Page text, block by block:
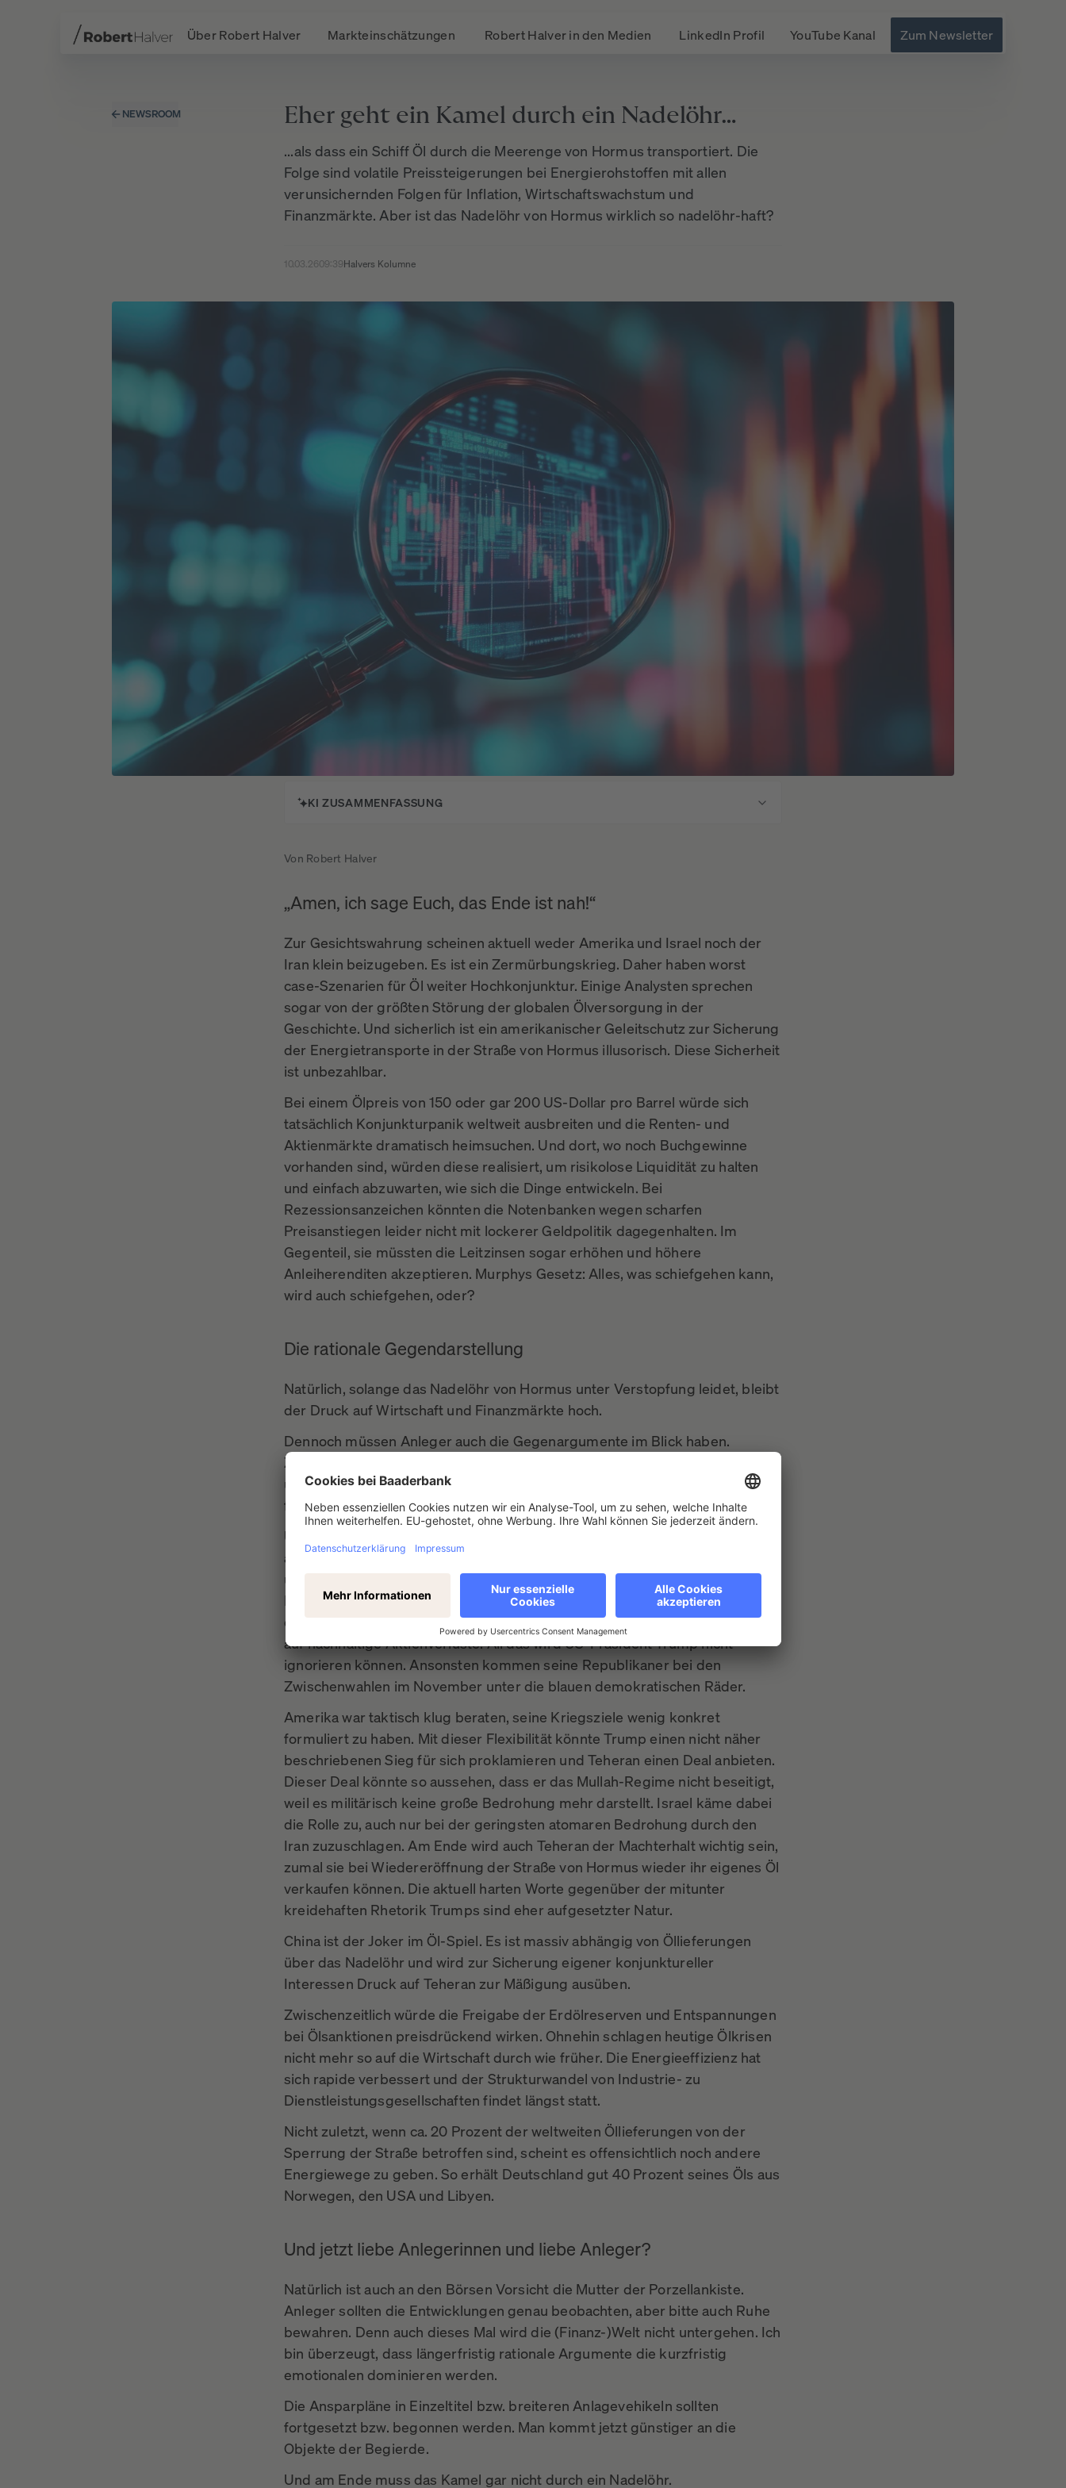
Über Robert Halver Markteinschätzungen Robert Halver in den Medien LinkedIn Profil YouTube Kanal Zum Newsletter
NEWSROOM Eher geht ein Kamel durch ein Nadelöhr…
...als dass ein Schiff Öl durch die Meerenge von Hormus transportiert. Die
Folge sind volatile Preissteigerungen bei Energierohstoffen mit allen
verunsichernden Folgen für Inflation, Wirtschaftswachstum und
Finanzmärkte. Aber ist das Nadelöhr von Hormus wirklich so nadelöhr-haft?
Kurse unter der Lupe
10.03.2609:39Halvers Kolumne
KI ZUSAMMENFASSUNG
Von Robert Halver
„Amen, ich sage Euch, das Ende ist nah!“
Zur Gesichtswahrung scheinen aktuell weder Amerika und Israel noch der
Iran klein beizugeben. Es ist ein Zermürbungskrieg. Daher haben worst
case-Szenarien für Öl weiter Hochkonjunktur. Einige Analysten sprechen
sogar von der größten Störung der globalen Ölversorgung in der
Geschichte. Und sicherlich ist ein amerikanischer Geleitschutz zur Sicherung
der Energietransporte in der Straße von Hormus illusorisch. Diese Sicherheit
ist unbezahlbar.
Bei einem Ölpreis von 150 oder gar 200 US-Dollar pro Barrel würde sich
tatsächlich Konjunkturpanik weltweit ausbreiten und die Renten- und
Aktienmärkte dramatisch heimsuchen. Und dort, wo noch Buchgewinne
vorhanden sind, würden diese realisiert, um risikolose Liquidität zu halten
und einfach abzuwarten, wie sich die Dinge entwickeln. Bei
Rezessionsanzeichen könnten die Notenbanken wegen scharfen
Preisanstiegen leider nicht mit lockerer Geldpolitik dagegenhalten. Im
Gegenteil, sie müssten die Leitzinsen sogar erhöhen und höhere
Anleiherenditen akzeptieren. Murphys Gesetz: Alles, was schiefgehen kann,
wird auch schiefgehen, oder?
Die rationale Gegendarstellung
Natürlich, solange das Nadelöhr von Hormus unter Verstopfung leidet, bleibt
der Druck auf Wirtschaft und Finanzmärkte hoch.
Dennoch müssen Anleger auch die Gegenargumente im Blick haben.
Zunächst verfügen weder die USA, noch Israel, noch der Iran über
unendlichen Nachschub an Waffen. Mangels Masse muss die Kriegsführung
früher oder später eingeschränkt werden.
Überhaupt ist die US-Bevölkerung mehrheitlich gegen den Iran-Krieg, vor
allem, wenn es um den Einsatz von Bodentruppen geht. Und den Bären einer
unmittelbaren iranischen Atombombe lässt sie sich auch nicht aufbinden.
Ebenso haben die Amerikaner weder Lust auf steigende Benzinpreise vor
der driving season, noch auf energieseitige Inflationsbeschleunigung, noch
auf nachhaltige Aktienverluste. All das wird US-Präsident Trump nicht
ignorieren können. Ansonsten kommen seine Republikaner bei den
Zwischenwahlen im November unter die blauen demokratischen Räder.
Amerika war taktisch klug beraten, seine Kriegsziele wenig konkret
formuliert zu haben. Mit dieser Flexibilität könnte Trump einen nicht näher
beschriebenen Sieg für sich proklamieren und Teheran einen Deal anbieten.
Dieser Deal könnte so aussehen, dass er das Mullah-Regime nicht beseitigt,
weil es militärisch keine große Bedrohung mehr darstellt. Israel käme dabei
die Rolle zu, auch nur bei der geringsten atomaren Bedrohung durch den
Iran zuzuschlagen. Am Ende wird auch Teheran der Machterhalt wichtig sein,
zumal sie bei Wiedereröffnung der Straße von Hormus wieder ihr eigenes Öl
verkaufen können. Die aktuell harten Worte gegenüber der mitunter
kreidehaften Rhetorik Trumps sind eher aufgesetzter Natur.
China ist der Joker im Öl-Spiel. Es ist massiv abhängig von Öllieferungen
über das Nadelöhr und wird zur Sicherung eigener konjunktureller
Interessen Druck auf Teheran zur Mäßigung ausüben.
Zwischenzeitlich würde die Freigabe der Erdölreserven und Entspannungen
bei Ölsanktionen preisdrückend wirken. Ohnehin schlagen heutige Ölkrisen
nicht mehr so auf die Wirtschaft durch wie früher. Die Energieeffizienz hat
sich rapide verbessert und der Strukturwandel von Industrie- zu
Dienstleistungsgesellschaften findet längst statt.
Nicht zuletzt, wenn ca. 20 Prozent der weltweiten Öllieferungen von der
Sperrung der Straße betroffen sind, scheint es offensichtlich noch andere
Energiewege zu geben. So erhält Deutschland gut 40 Prozent seines Öls aus
Norwegen, den USA und Libyen.
Und jetzt liebe Anlegerinnen und liebe Anleger?
Natürlich ist auch an den Börsen Vorsicht die Mutter der Porzellankiste.
Anleger sollten die Entwicklungen genau beobachten, aber bitte auch Ruhe
bewahren. Denn auch dieses Mal wird die (Finanz-)Welt nicht untergehen. Ich
bin überzeugt, dass längerfristig rationale Argumente die kurzfristig
emotionalen dominieren werden.
Die Ansparpläne in Einzeltitel bzw. breiteren Anlagevehikeln sollten
fortgesetzt bzw. begonnen werden. Man kommt jetzt günstiger an die
Objekte der Begierde.
Und am Ende muss das Kamel gar nicht durch ein Nadelöhr.